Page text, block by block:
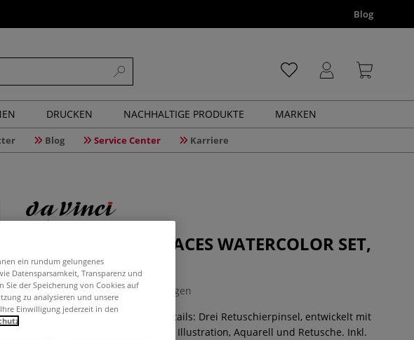
Blog
DRUCKEN NACHHALTIGE PRODUKTE MARKEN
Blog Service Center Karriere
da Vinci SECRET PLACES WATERCOLOR SET,
Serie 11747
0 Bewertungen
Aquarellpinsel-Set für feinste Details: Drei Retuschierpinsel, entwickelt mit
@frau_von_bommel_art. Ideal für Illustration, Aquarell und Retusche. Inkl.
ein rundum gelungenes
Datensparsamkeit, Transparenz und
Sie der Speicherung von Cookies auf
zu analysieren und unsere
Einwilligung jederzeit in den